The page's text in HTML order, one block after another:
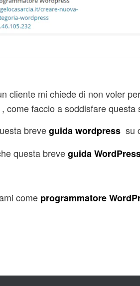
cliente mi chiede di non voler
come faccio a soddisfare questa
breveguida wordpress su
questa breveguida
come programmatore